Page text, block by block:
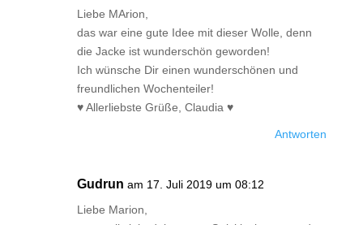
Liebe MArion,
das war eine gute Idee mit dieser Wolle, denn
die Jacke ist wunderschön geworden!
Ich wünsche Dir einen wunderschönen und
freundlichen Wochenteiler!
♥ Allerliebste Grüße, Claudia ♥
Antworten
Gudrun am 17. Juli 2019 um 08:12
Liebe Marion,